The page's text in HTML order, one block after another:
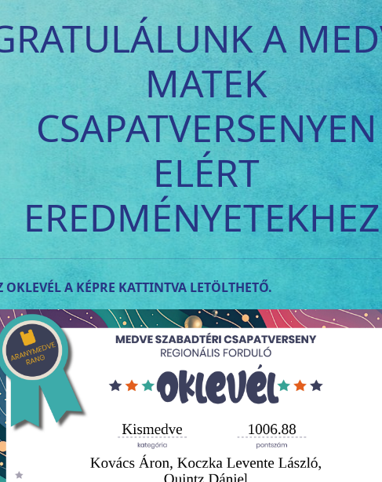
A
MATEK
CSAPATVERSENYEN
ELÉRT
OKLEVÉL A KÉPRE KATTINTVA LETÖLTHETŐ.